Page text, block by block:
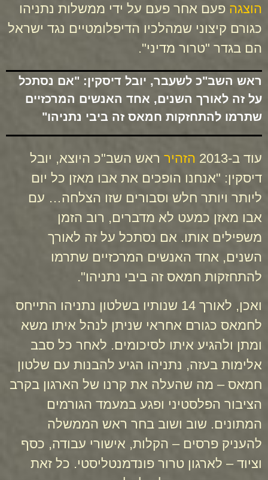
הוצגה פעם אחר פעם על ידי ממשלות נתניהו
כגורם קיצוני שמהלכיו הדיפלומטיים נגד ישראל
הם בגדר "טרור מדיני".
ראש השב"כ לשעבר, יובל דיסקין: "אם נסתכל
על זה לאורך השנים, אחד האנשים המרכזיים
שתרמו להתחזקות חמאס זה ביבי נתניהו"
עוד ב-2013 הזהיר ראש השב"כ היוצא, יובל
דיסקין: "אנחנו הופכים את אבו מאזן כל יום
ליותר ויותר חלש וסבורים שזו הצלחה… עם
אבו מאזן כמעט לא מדברים, רוב הזמן
משפילים אותו. אם נסתכל על זה לאורך
השנים, אחד האנשים המרכזיים שתרמו
להתחזקות חמאס זה ביבי נתניהו".
ואכן, לאורך 14 שנותיו בשלטון נתניהו התייחס
לחמאס כגורם אחראי שניתן לנהל איתו משא
ומתן ולהגיע איתו לסיכומים. לאחר כל סבב
אלימות בעזה, נתניהו הגיע להבנות עם שלטון
חמאס – מה שהעלה את קרנו של הארגון בקרב
הציבור הפלסטיני ופגע במעמד הגורמים
המתונים. שוב ושוב בחר ראש הממשלה
להעניק פרסים – הקלות, אישורי עבודה, כסף
וציוד – לארגון טרור פונדמנטליסטי. כל זאת